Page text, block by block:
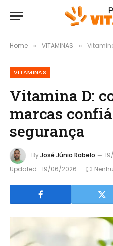
Home » VITAMINAS » Vitamina D:
VITAMINAS
Vitamina D:
marcas
segurança
ByJosé Júnio Rabelo
Updated: 19/06/2026